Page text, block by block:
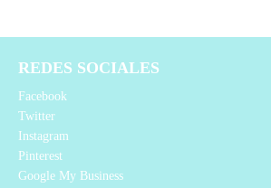
REDES SOCIALES
Facebook
Twitter
Instagram
Pinterest
Google My Business